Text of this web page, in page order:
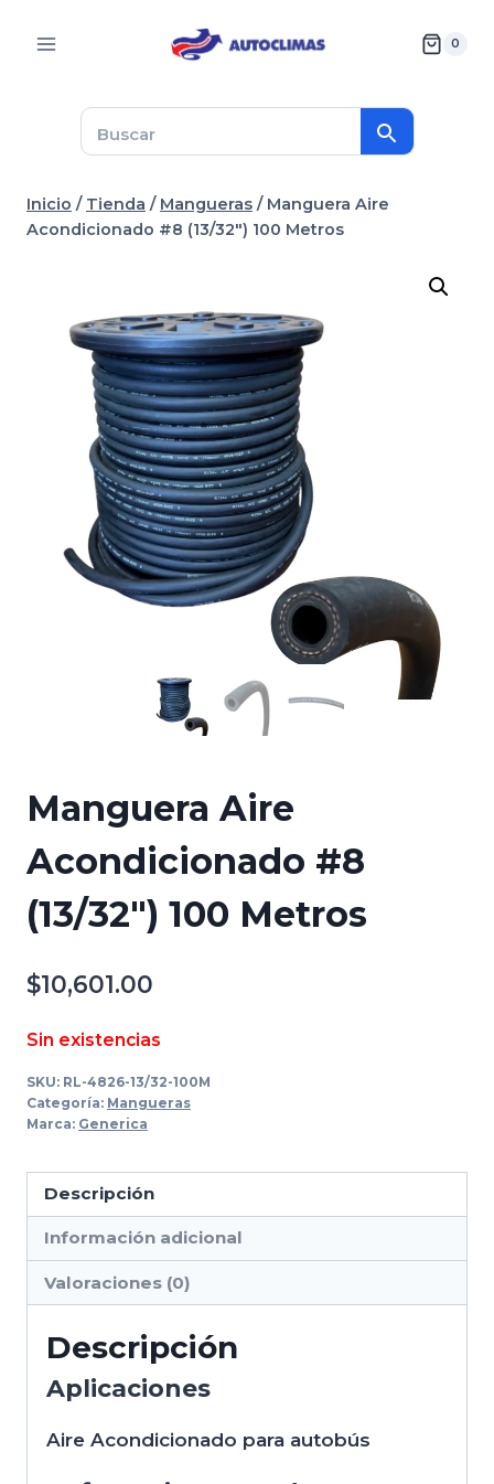
0
Inicio / Tienda / Mangueras / Manguera Aire
Acondicionado #8 (13/32″) 100 Metros
Manguera Aire
Acondicionado #8
(13/32″) 100 Metros
$10,601.00
Sin existencias
SKU: RL-4826-13/32-100M
Categoría: Mangueras
Marca: Generica
Descripción
Información adicional
Valoraciones (0)
Descripción
Aplicaciones
Aire Acondicionado para autobús